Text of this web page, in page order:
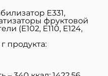
Е331,
фруктовой
(Е102, Е110, Е124,
продукта: